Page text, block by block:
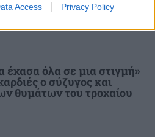
Access Privacy Policy
έχασα όλα σε μια στιγμή»
ο σύζυγος και
θυμάτων του τροχαίου